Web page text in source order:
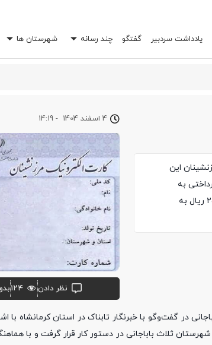
یادداشت سردبیر گفتگو چند رسانه شهرستان ها
خرج شما را چند برابر کند؟
این
به
مشمولانی که سهم خود را به کارگزاران توکیل کرده‌اند، از ۲۵،۲۰۰،۰۰۰ ریال به
4 اسفند 1404 -
14:19
نظر دادن ۱۲۴
در گفت‌و‌گو با خبرنگار تابناک در استان کرمانشاه با
ثلاث باباجانی در دستور کار قرار گرفت و با